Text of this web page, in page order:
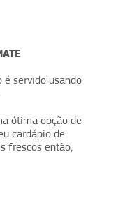
é servido usando
ótima opção de
cardápio de
frescos então,